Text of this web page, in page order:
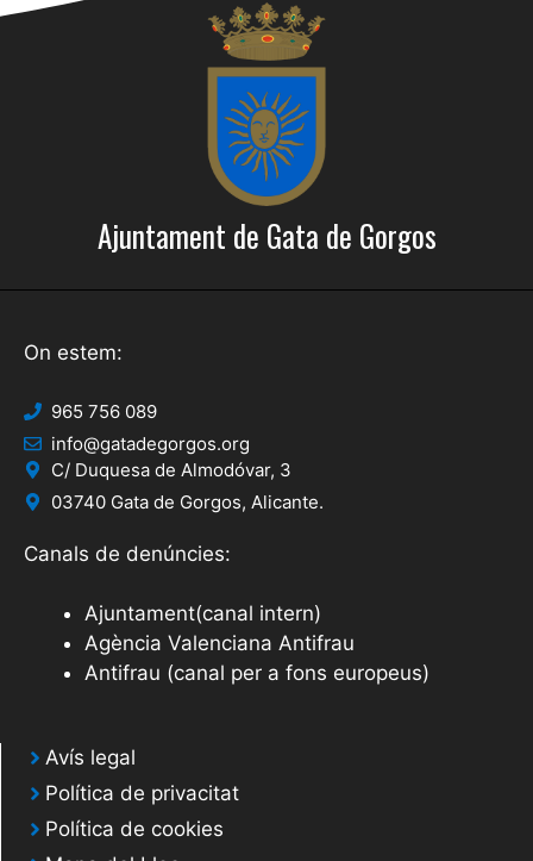
Ajuntament de Gata de Gorgos
On estem:
965 756 089
info@gatadegorgos.org
C/ Duquesa de Almodóvar, 3
03740 Gata de Gorgos, Alicante.
Canals de denúncies:
Ajuntament(canal intern)
Agència Valenciana Antifrau
Antifrau (canal per a fons europeus)
Avís legal
Política de privacitat
Política de cookies